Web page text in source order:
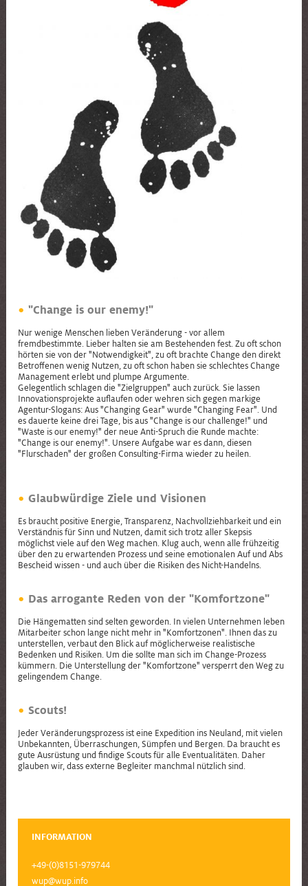
"Change is our enemy!"
Nur wenige Menschen lieben Veränderung - vor allem
fremdbestimmte. Lieber halten sie am Bestehenden fest. Zu oft schon
hörten sie von der "Notwendigkeit", zu oft brachte Change den direkt
Betroffenen wenig Nutzen, zu oft schon haben sie schlechtes Change
Management erlebt und plumpe Argumente.
Gelegentlich schlagen die "Zielgruppen" auch zurück. Sie lassen
Innovationsprojekte auflaufen oder wehren sich gegen markige
Agentur-Slogans: Aus "Changing Gear" wurde "Changing Fear". Und
es dauerte keine drei Tage, bis aus "Change is our challenge!" und
"Waste is our enemy!" der neue Anti-Spruch die Runde machte:
"Change is our enemy!". Unsere Aufgabe war es dann, diesen
"Flurschaden" der großen Consulting-Firma wieder zu heilen.
Glaubwürdige Ziele und Visionen
Es braucht positive Energie, Transparenz, Nachvollziehbarkeit und ein
Verständnis für Sinn und Nutzen, damit sich trotz aller Skepsis
möglichst viele auf den Weg machen. Klug auch, wenn alle frühzeitig
über den zu erwartenden Prozess und seine emotionalen Auf und Abs
Bescheid wissen - und auch über die Risiken des Nicht-Handelns.
Das arrogante Reden von der "Komfortzone"
Die Hängematten sind selten geworden. In vielen Unternehmen leben
Mitarbeiter schon lange nicht mehr in "Komfortzonen". Ihnen das zu
unterstellen, verbaut den Blick auf möglicherweise realistische
Bedenken und Risiken. Um die sollte man sich im Change-Prozess
kümmern. Die Unterstellung der "Komfortzone" versperrt den Weg zu
gelingendem Change.
Scouts!
Jeder Veränderungsprozess ist eine Expedition ins Neuland, mit vielen
Unbekannten, Überraschungen, Sümpfen und Bergen. Da braucht es
gute Ausrüstung und findige Scouts für alle Eventualitäten. Daher
glauben wir, dass externe Begleiter manchmal nützlich sind.
INFORMATION
+49-(0)8151-979744
wup@wup.info